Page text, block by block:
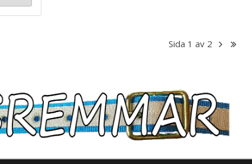
Sida 1 av 2